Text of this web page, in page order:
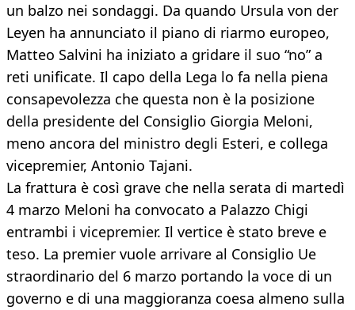
un balzo nei sondaggi. Da quando Ursula von der
Leyen ha annunciato il piano di riarmo europeo,
Matteo Salvini ha iniziato a gridare il suo “no” a
reti unificate. Il capo della Lega lo fa nella piena
consapevolezza che questa non è la posizione
della presidente del Consiglio Giorgia Meloni,
meno ancora del ministro degli Esteri, e collega
vicepremier, Antonio Tajani.
La frattura è così grave che nella serata di martedì
4 marzo Meloni ha convocato a Palazzo Chigi
entrambi i vicepremier. Il vertice è stato breve e
teso. La premier vuole arrivare al Consiglio Ue
straordinario del 6 marzo portando la voce di un
governo e di una maggioranza coesa almeno sulla